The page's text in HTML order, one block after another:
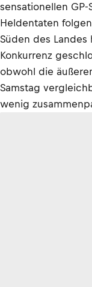
sensationellen
Heldentaten
Süden des
Konkurrenz
obwohl die
Samstag
wenig